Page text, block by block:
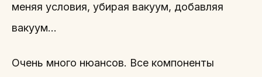
меняя условия, убирая вакуум, добавляя
вакуум…
Очень много нюансов. Все компоненты